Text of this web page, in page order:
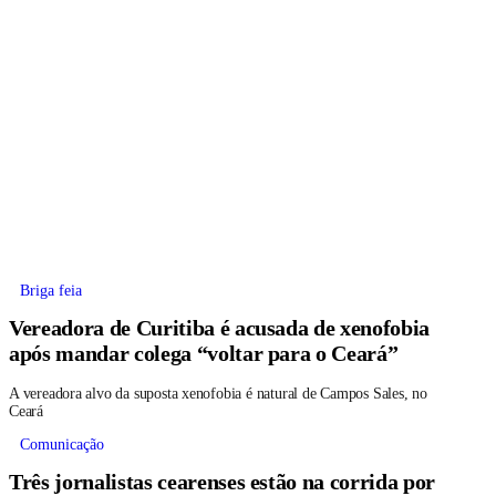
Briga feia
Vereadora de Curitiba é acusada de xenofobia
após mandar colega “voltar para o Ceará”
A vereadora alvo da suposta xenofobia é natural de Campos Sales, no
Ceará
Comunicação
Três jornalistas cearenses estão na corrida por